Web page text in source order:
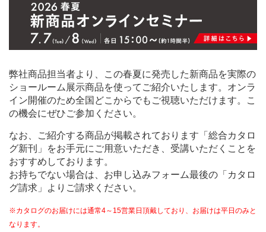
照明 ペット用品
内装用建材 パネル・壁材
ロートアイアン 天然石・石材
メンテナンス・施工材
横浜スマートショールー
ウェルビーみのおHDC
BOX
修理お問い合わせ
説明書・図面検索 水まわり3年保証
お役立ち情報 住まいの スタイリング
アイデア
ミラタップチャンネル
自分らしい家づくり
SUVACO
最高のリノベ会社が
かる リノベりす
弊社商品担当者より、この春夏に発売した新商品を実際の
ショールーム展示商品を使ってご紹介いたします。オンラ
イン開催のため全国どこからでもご視聴いただけます。こ
の機会にぜひご参加ください。
なお、ご紹介する商品が掲載されております「総合カタロ
グ新刊」をお手元にご用意いただき、受講いただくことを
おすすめしております。
お持ちでない場合は、お申し込みフォーム最後の「カタロ
グ請求」よりご請求ください。
※カタログのお届けには通常4～15営業日頂戴しており、お届けは平日のみと
なります。